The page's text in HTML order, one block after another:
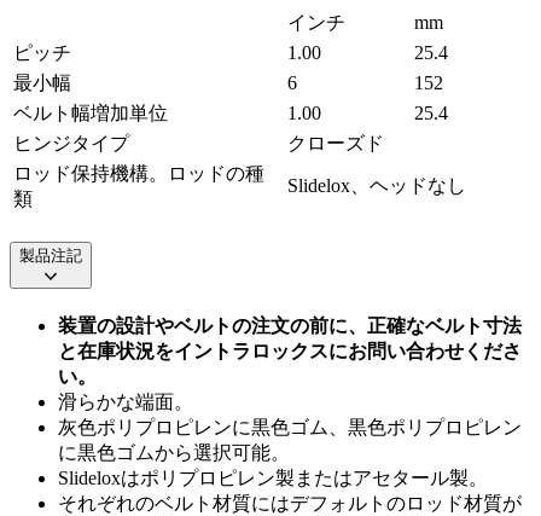
インチ
mm
ピッチ
1.00
25.4
最小幅
6
152
ベルト幅増加単位
1.00
25.4
ヒンジタイプ
クローズド
ロッド保持機構。ロッドの種
類
Slidelox、ヘッドなし
製品注記
装置の設計やベルトの注文の前に、正確なベルト寸法
と在庫状況をイントラロックスにお問い合わせくださ
い。
滑らかな端面。
灰色ポリプロピレンに黒色ゴム、黒色ポリプロピレン
に黒色ゴムから選択可能。
Slideloxはポリプロピレン製またはアセタール製。
それぞれのベルト材質にはデフォルトのロッド材質が